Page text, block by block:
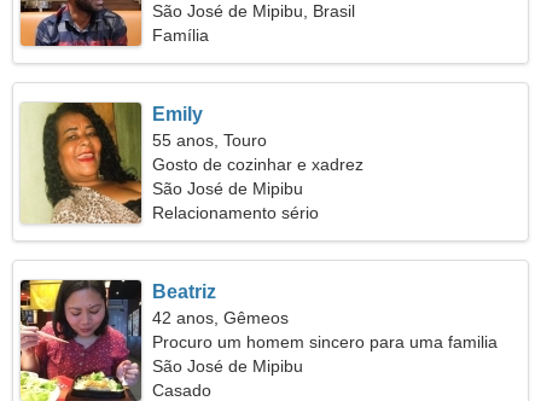
São José de Mipibu, Brasil
Família
Emily
55 anos, Touro
Gosto de cozinhar e xadrez
São José de Mipibu
Relacionamento sério
Beatriz
42 anos, Gêmeos
Procuro um homem sincero para uma familia
São José de Mipibu
Casado